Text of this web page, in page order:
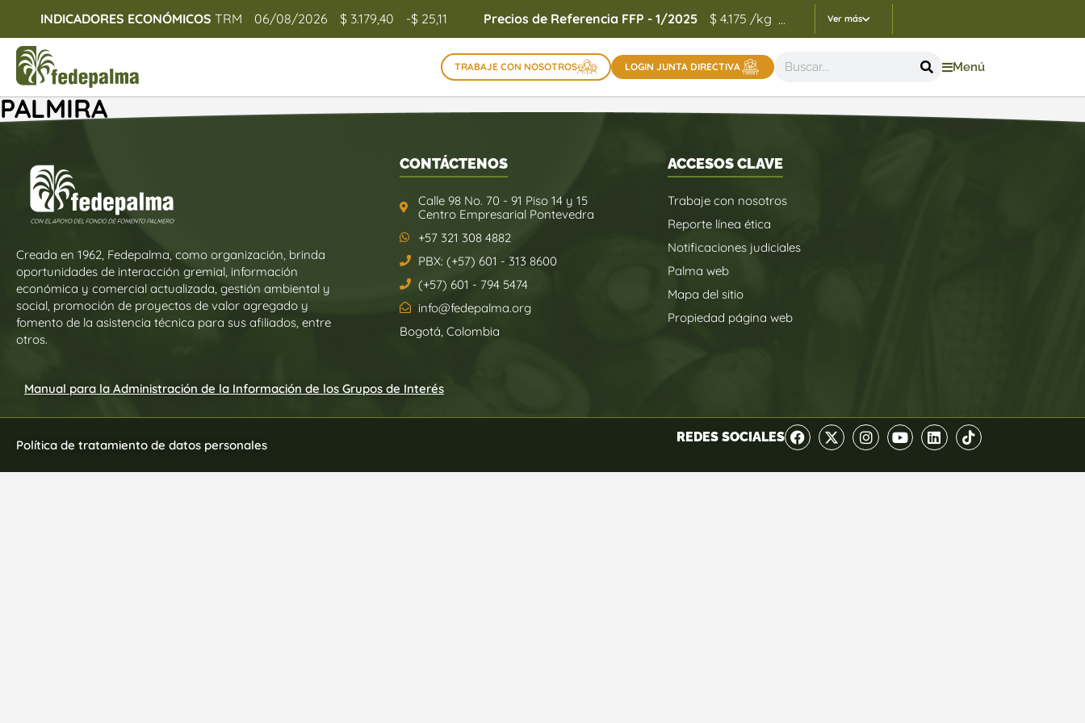
INDICADORES ECONÓMICOS TRM 06/08/2026 $ 3.179,40 -$ 25,11 Precios de Referencia FFP - 1/2025 $ 4.175 /kg Indicadores Precios de Referencia FEP - 05/
... Ver más
TRABAJE CON NOSOTROS LOGIN JUNTA DIRECTIVA Menú
PALMIRA
Creada en 1962, Fedepalma, como organización, brinda
oportunidades de interacción gremial, información
económica y comercial actualizada, gestión ambiental y
social, promoción de proyectos de valor agregado y
fomento de la asistencia técnica para sus afiliados, entre
otros.
CONTÁCTENOS
Calle 98 No. 70 - 91 Piso 14 y 15
Centro Empresarial Pontevedra
+57 321 308 4882
PBX: (+57) 601 - 313 8600
(+57) 601 - 794 5474
info@fedepalma.org
Bogotá, Colombia
ACCESOS CLAVE
Trabaje con nosotros
Reporte línea ética
Notificaciones judiciales
Palma web
Mapa del sitio
Propiedad página web
Manual para la Administración de la Información de los Grupos de Interés
Política de tratamiento de datos personales
REDES SOCIALES